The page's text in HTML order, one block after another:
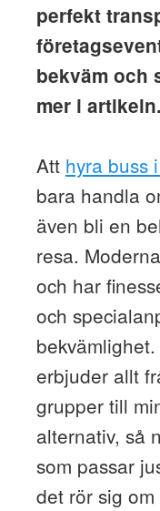
perfekt
bekväm och
mer i artikeln.
Att hyra buss
bara handla
även bli en
resa.
och har
och
erbjuder allt
grupper till
alternativ, så
som passar
det rör sig